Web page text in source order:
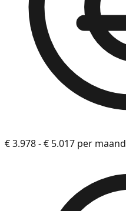
€ 3.978 - € 5.017 per maand